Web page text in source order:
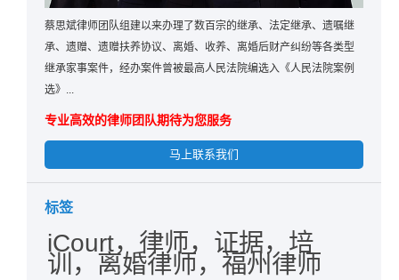
蔡思斌律师团队组建以来办理了数百宗的继承、法定继承、遗嘱继
承、遗赠、遗赠扶养协议、离婚、收养、离婚后财产纠纷等各类型
继承家事案件，经办案件曾被最高人民法院编选入《人民法院案例
选》...
专业高效的律师团队期待为您服务
马上联系我们
标签
iCourt，律师，证据，培
训，离婚律师，福州律师